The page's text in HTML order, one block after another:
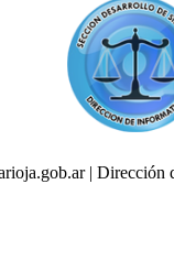
| Dirección